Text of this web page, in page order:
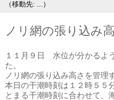
ノリ網の張り込み
１１月９日 水位が分かるよ
た。
ノリ網の張り込み高さを管理
本日の干潮時刻は１２時５５
とまる干潮時刻に合わせて、